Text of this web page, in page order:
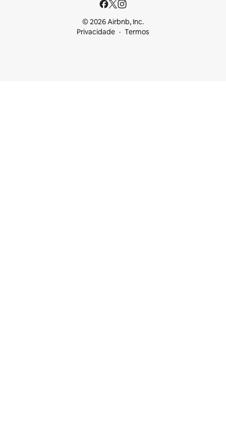
© 2026 Airbnb, Inc.
Privacidade
Termos